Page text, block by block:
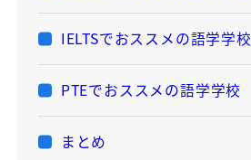
IELTSでおススメの語学学校
PTEでおススメの語学学校
まとめ